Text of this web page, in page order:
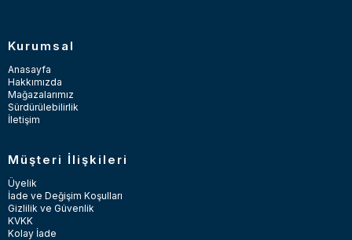
Kurumsal
Anasayfa
Hakkımızda
Mağazalarımız
Sürdürülebilirlik
İletişim
Müşteri İlişkileri
Üyelik
İade ve Değişim Koşulları
Gizlilik ve Güvenlik
KVKK
Kolay İade